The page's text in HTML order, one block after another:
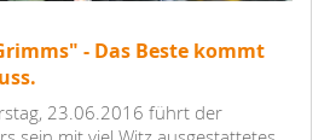
- Das Beste kommt
23.06.2016 führt der